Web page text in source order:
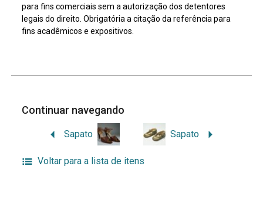
para fins comerciais sem a autorização dos detentores
legais do direito. Obrigatória a citação da referência para
fins acadêmicos e expositivos.
Continuar navegando
Sapato Sapato
Voltar para a lista de itens